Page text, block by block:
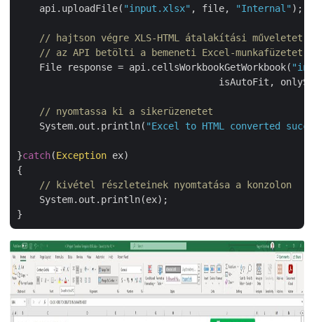
    api.uploadFile(
"input.xlsx" , file, "Internal" );
// hajtson végre XLS-HTML átalakítási műveletet
// az API betölti a bemeneti Excel-
    File response = api.cellsWorkbookGetWorkbook(
isAutoFit,
// nyomtassa ki a sikerüzenetet
    System.out.println(
"Excel to HTML converted
}catch(Exception ex)
{
// kivétel részleteinek nyomtatása a konzolon
    System.out.println(ex);